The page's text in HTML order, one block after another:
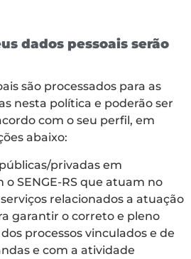
dados pessoais serão
são processados para as
nesta política e poderão ser
com o seu perfil, em
abaixo:
privadas em
o SENGE-RS que atuam no
relacionados a atuação
garantir o correto e pleno
processos vinculados e de
e com a atividade